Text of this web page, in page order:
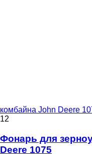
комбайна John Deere
12
Фонарь для
Deere 1075